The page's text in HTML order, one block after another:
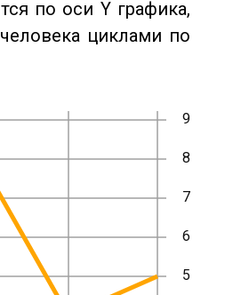
по оси Y графика,
циклами по